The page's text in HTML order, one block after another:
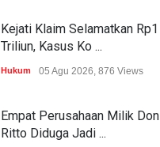
Kejati Klaim Selamatkan Rp1
Triliun, Kasus Ko ...
Hukum 05 Agu 2026, 876 Views
Empat Perusahaan Milik Don
Ritto Diduga Jadi ...